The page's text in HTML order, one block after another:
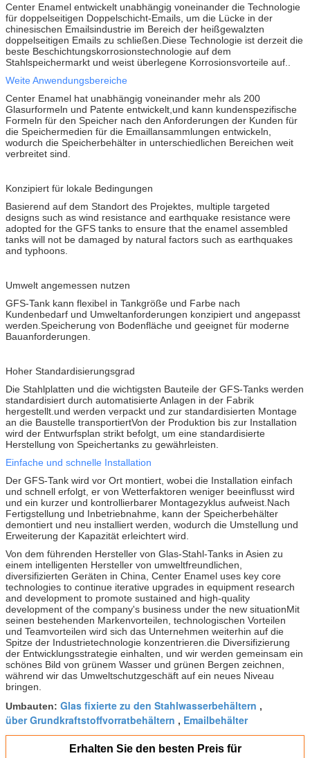
Center Enamel entwickelt unabhängig voneinander die Technologie
für doppelseitigen Doppelschicht-Emails, um die Lücke in der
chinesischen Emailsindustrie im Bereich der heißgewalzten
doppelseitigen Emails zu schließen.Diese Technologie ist derzeit die
beste Beschichtungskorrosionstechnologie auf dem
Stahlspeichermarkt und weist überlegene Korrosionsvorteile auf..
Weite Anwendungsbereiche
Center Enamel hat unabhängig voneinander mehr als 200
Glasurformeln und Patente entwickelt,und kann kundenspezifische
Formeln für den Speicher nach den Anforderungen der Kunden für
die Speichermedien für die Emaillansammlungen entwickeln,
wodurch die Speicherbehälter in unterschiedlichen Bereichen weit
verbreitet sind.
Konzipiert für lokale Bedingungen
Basierend auf dem Standort des Projektes, multiple targeted
designs such as wind resistance and earthquake resistance were
adopted for the GFS tanks to ensure that the enamel assembled
tanks will not be damaged by natural factors such as earthquakes
and typhoons.
Umwelt angemessen nutzen
GFS-Tank kann flexibel in Tankgröße und Farbe nach
Kundenbedarf und Umweltanforderungen konzipiert und angepasst
werden.Speicherung von Bodenfläche und geeignet für moderne
Bauanforderungen.
Hoher Standardisierungsgrad
Die Stahlplatten und die wichtigsten Bauteile der GFS-Tanks werden
standardisiert durch automatisierte Anlagen in der Fabrik
hergestellt.und werden verpackt und zur standardisierten Montage
an die Baustelle transportiertVon der Produktion bis zur Installation
wird der Entwurfsplan strikt befolgt, um eine standardisierte
Herstellung von Speichertanks zu gewährleisten.
Einfache und schnelle Installation
Der GFS-Tank wird vor Ort montiert, wobei die Installation einfach
und schnell erfolgt, er von Wetterfaktoren weniger beeinflusst wird
und ein kurzer und kontrollierbarer Montagezyklus aufweist.Nach
Fertigstellung und Inbetriebnahme, kann der Speicherbehälter
demontiert und neu installiert werden, wodurch die Umstellung und
Erweiterung der Kapazität erleichtert wird.
Von dem führenden Hersteller von Glas-Stahl-Tanks in Asien zu
einem intelligenten Hersteller von umweltfreundlichen,
diversifizierten Geräten in China, Center Enamel uses key core
technologies to continue iterative upgrades in equipment research
and development to promote sustained and high-quality
development of the company's business under the new situationMit
seinen bestehenden Markenvorteilen, technologischen Vorteilen
und Teamvorteilen wird sich das Unternehmen weiterhin auf die
Spitze der Industrietechnologie konzentrieren.die Diversifizierung
der Entwicklungsstrategie einhalten, und wir werden gemeinsam ein
schönes Bild von grünem Wasser und grünen Bergen zeichnen,
während wir das Umweltschutzgeschäft auf ein neues Niveau
bringen.
Umbauten: Glas fixierte zu den Stahlwasserbehältern ,
über Grundkraftstoffvorratbehältern , Emailbehälter
Erhalten Sie den besten Preis für